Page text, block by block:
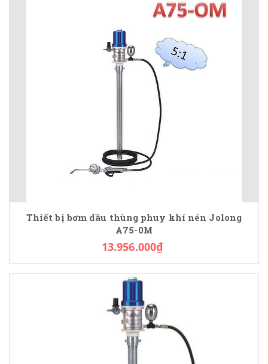
Thiết bị bơm dầu thùng phuy khí nén Jolong
A75-0M
13.956.000₫